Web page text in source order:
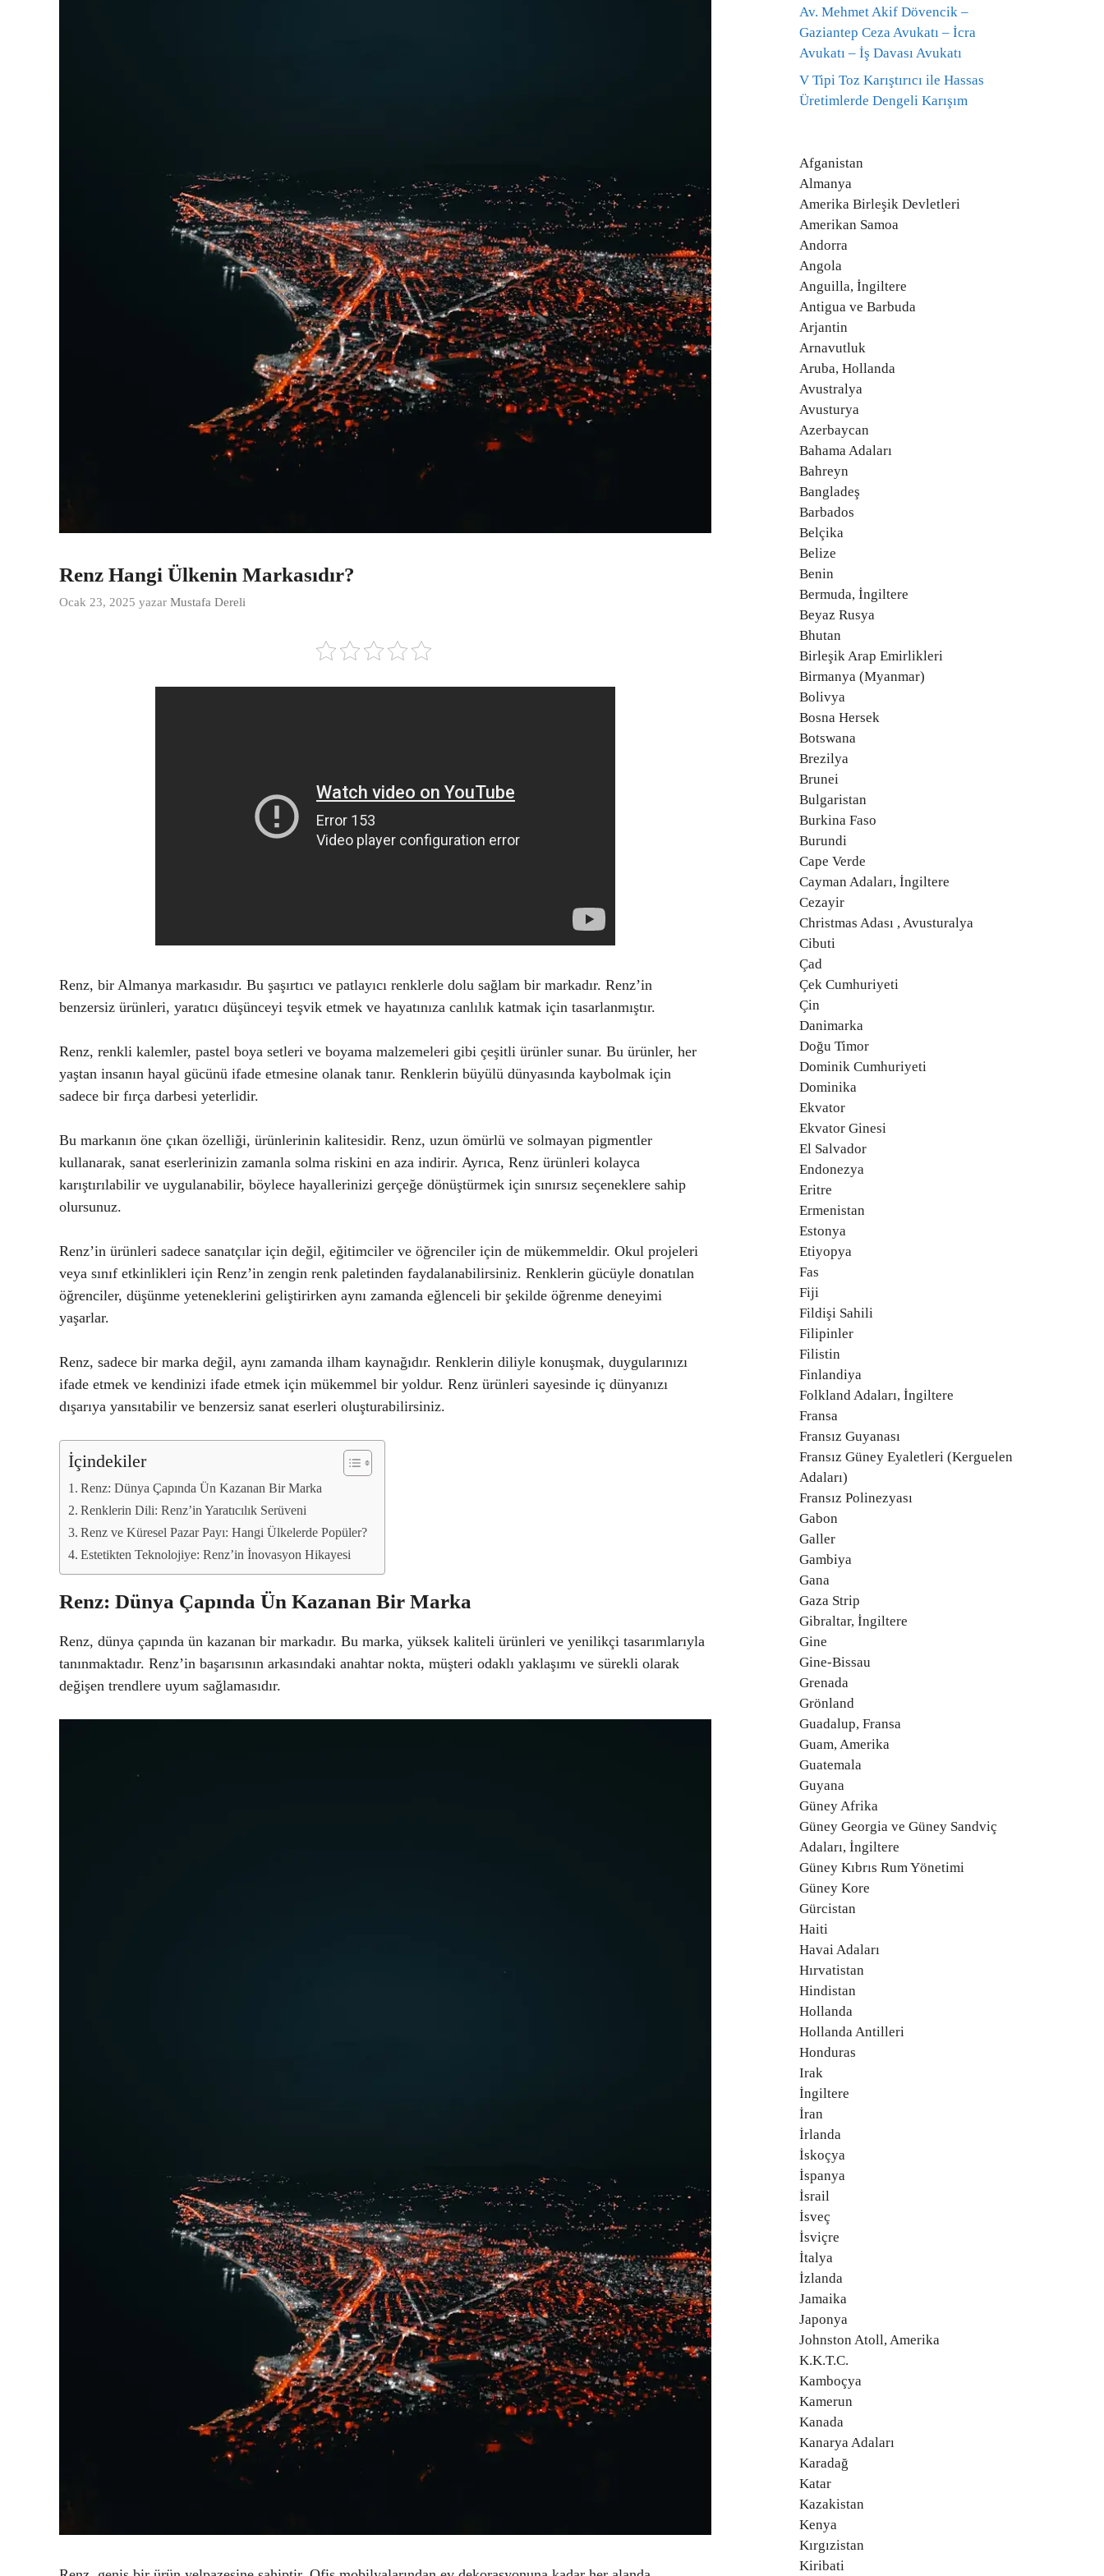
Renz Hangi Ülkenin Markasıdır?
Ocak 23, 2025 yazar Mustafa Dereli
Renz, bir Almanya markasıdır. Bu şaşırtıcı ve patlayıcı renklerle dolu sağlam bir markadır. Renz’in
benzersiz ürünleri, yaratıcı düşünceyi teşvik etmek ve hayatınıza canlılık katmak için tasarlanmıştır.
Renz, renkli kalemler, pastel boya setleri ve boyama malzemeleri gibi çeşitli ürünler sunar. Bu ürünler, her
yaştan insanın hayal gücünü ifade etmesine olanak tanır. Renklerin büyülü dünyasında kaybolmak için
sadece bir fırça darbesi yeterlidir.
Bu markanın öne çıkan özelliği, ürünlerinin kalitesidir. Renz, uzun ömürlü ve solmayan pigmentler
kullanarak, sanat eserlerinizin zamanla solma riskini en aza indirir. Ayrıca, Renz ürünleri kolayca
karıştırılabilir ve uygulanabilir, böylece hayallerinizi gerçeğe dönüştürmek için sınırsız seçeneklere sahip
olursunuz.
Renz’in ürünleri sadece sanatçılar için değil, eğitimciler ve öğrenciler için de mükemmeldir. Okul projeleri
veya sınıf etkinlikleri için Renz’in zengin renk paletinden faydalanabilirsiniz. Renklerin gücüyle donatılan
öğrenciler, düşünme yeteneklerini geliştirirken aynı zamanda eğlenceli bir şekilde öğrenme deneyimi
yaşarlar.
Renz, sadece bir marka değil, aynı zamanda ilham kaynağıdır. Renklerin diliyle konuşmak, duygularınızı
ifade etmek ve kendinizi ifade etmek için mükemmel bir yoldur. Renz ürünleri sayesinde iç dünyanızı
dışarıya yansıtabilir ve benzersiz sanat eserleri oluşturabilirsiniz.
İçindekiler
Renz: Dünya Çapında Ün Kazanan Bir Marka
Renklerin Dili: Renz’in Yaratıcılık Serüveni
Renz ve Küresel Pazar Payı: Hangi Ülkelerde Popüler?
Estetikten Teknolojiye: Renz’in İnovasyon Hikayesi
Renz: Dünya Çapında Ün Kazanan Bir Marka
Renz, dünya çapında ün kazanan bir markadır. Bu marka, yüksek kaliteli ürünleri ve yenilikçi tasarımlarıyla
tanınmaktadır. Renz’in başarısının arkasındaki anahtar nokta, müşteri odaklı yaklaşımı ve sürekli olarak
değişen trendlere uyum sağlamasıdır.
Av. Mehmet Akif Dövencik –
Gaziantep Ceza Avukatı – İcra
Avukatı – İş Davası Avukatı
V Tipi Toz Karıştırıcı ile Hassas
Üretimlerde Dengeli Karışım
Afganistan
Almanya
Amerika Birleşik Devletleri
Amerikan Samoa
Andorra
Angola
Anguilla, İngiltere
Antigua ve Barbuda
Arjantin
Arnavutluk
Aruba, Hollanda
Avustralya
Avusturya
Azerbaycan
Bahama Adaları
Bahreyn
Bangladeş
Barbados
Belçika
Belize
Benin
Bermuda, İngiltere
Beyaz Rusya
Bhutan
Birleşik Arap Emirlikleri
Birmanya (Myanmar)
Bolivya
Bosna Hersek
Botswana
Brezilya
Brunei
Bulgaristan
Burkina Faso
Burundi
Cape Verde
Cayman Adaları, İngiltere
Cezayir
Christmas Adası , Avusturalya
Cibuti
Çad
Çek Cumhuriyeti
Çin
Danimarka
Doğu Timor
Dominik Cumhuriyeti
Dominika
Ekvator
Ekvator Ginesi
El Salvador
Endonezya
Eritre
Ermenistan
Estonya
Etiyopya
Fas
Fiji
Fildişi Sahili
Filipinler
Filistin
Finlandiya
Folkland Adaları, İngiltere
Fransa
Fransız Guyanası
Fransız Güney Eyaletleri (Kerguelen
Adaları)
Fransız Polinezyası
Gabon
Galler
Gambiya
Gana
Gaza Strip
Gibraltar, İngiltere
Gine
Gine-Bissau
Grenada
Grönland
Guadalup, Fransa
Guam, Amerika
Guatemala
Guyana
Güney Afrika
Güney Georgia ve Güney Sandviç
Adaları, İngiltere
Güney Kıbrıs Rum Yönetimi
Güney Kore
Gürcistan
Haiti
Havai Adaları
Hırvatistan
Hindistan
Hollanda
Hollanda Antilleri
Honduras
Irak
İngiltere
İran
İrlanda
İskoçya
İspanya
İsrail
İsveç
İsviçre
İtalya
İzlanda
Jamaika
Japonya
Johnston Atoll, Amerika
K.K.T.C.
Kamboçya
Kamerun
Kanada
Kanarya Adaları
Karadağ
Katar
Kazakistan
Kenya
Kırgızistan
Kiribati